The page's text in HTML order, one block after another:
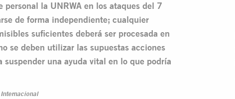
la UNRWA en los ataques del 7
de forma independiente; cualquier
suficientes deberá ser procesada en
se deben utilizar las supuestas acciones
suspender una ayuda vital en lo que podría